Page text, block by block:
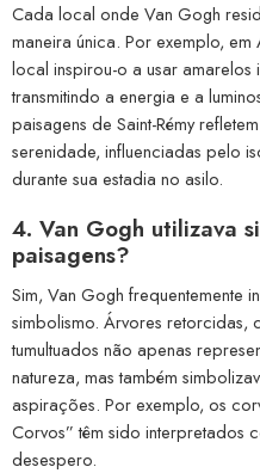
Cada local onde Van Gogh
maneira única. Por exemplo,
local inspirou-o a usar amarelos
transmitindo a energia e a
paisagens de Saint-Rémy
serenidade, influenciadas pelo
durante sua estadia no asilo.
4. Van Gogh utilizava
paisagens?
Sim, Van Gogh frequentemente
simbolismo. Árvores retorcidas,
tumultuados não apenas
natureza, mas também
aspirações. Por exemplo, os
Corvos” têm sido interpretados
desespero.